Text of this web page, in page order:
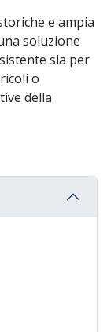
e ampia
soluzione
sia per
o
della